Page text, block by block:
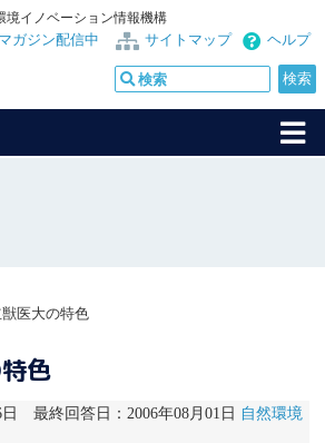
境イノベーション情報機構
ヘルプ
サイトマップ
ガジン配信中
医大の特色
色
日 最終回答日：2006年08月01日 自然環境